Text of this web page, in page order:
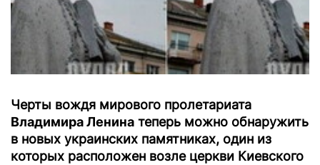
Черты вождя мирового пролетариата
Владимира Ленина теперь можно обнаружить
в новых украинских памятниках, один из
которых расположен возле церкви Киевского